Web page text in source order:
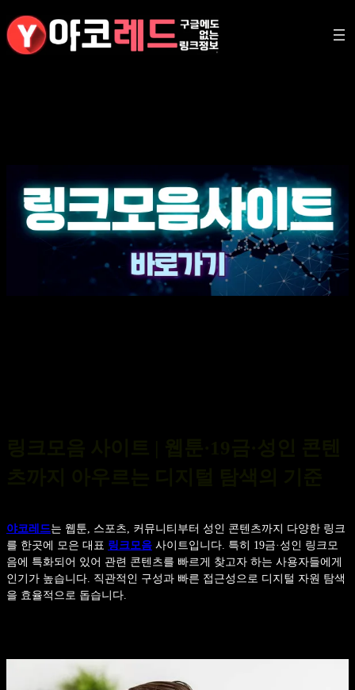
콘
텐
츠
야코레드는 웹툰, 스포츠, 커뮤니티부터 성인 콘텐츠까지 다양한 링크
를 한곳에 모은 대표 링크모음 사이트입니다. 특히 19금·성인 링크모
음에 특화되어 있어 관련 콘텐츠를 빠르게 찾고자 하는 사용자들에게
인기가 높습니다. 직관적인 구성과 빠른 접근성으로 디지털 자원 탐색
을 효율적으로 돕습니다.